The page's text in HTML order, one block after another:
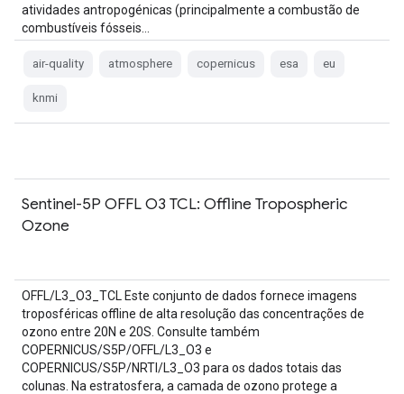
atividades antropogénicas (principalmente a combustão de
combustíveis fósseis…
air-quality atmosphere copernicus esa eu
knmi
Sentinel-5P OFFL O3 TCL: Offline Tropospheric
Ozone
OFFL/L3_O3_TCL Este conjunto de dados fornece imagens
troposféricas offline de alta resolução das concentrações de
ozono entre 20N e 20S. Consulte também
COPERNICUS/S5P/OFFL/L3_O3 e
COPERNICUS/S5P/NRTI/L3_O3 para os dados totais das
colunas. Na estratosfera, a camada de ozono protege a